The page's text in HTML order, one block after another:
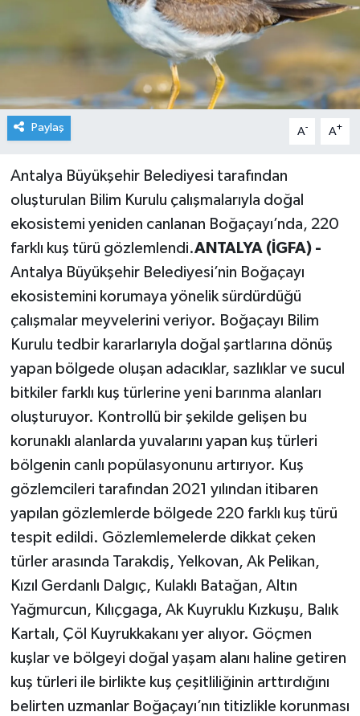
Paylaş A- A+
Antalya Büyükşehir Belediyesi tarafından
oluşturulan Bilim Kurulu çalışmalarıyla doğal
ekosistemi yeniden canlanan Boğaçayı’nda, 220
farklı kuş türü gözlemlendi.ANTALYA (İGFA) -
Antalya Büyükşehir Belediyesi’nin Boğaçayı
ekosistemini korumaya yönelik sürdürdüğü
çalışmalar meyvelerini veriyor. Boğaçayı Bilim
Kurulu tedbir kararlarıyla doğal şartlarına dönüş
yapan bölgede oluşan adacıklar, sazlıklar ve sucul
bitkiler farklı kuş türlerine yeni barınma alanları
oluşturuyor. Kontrollü bir şekilde gelişen bu
korunaklı alanlarda yuvalarını yapan kuş türleri
bölgenin canlı popülasyonunu artırıyor. Kuş
gözlemcileri tarafından 2021 yılından itibaren
yapılan gözlemlerde bölgede 220 farklı kuş türü
tespit edildi. Gözlemlemelerde dikkat çeken
türler arasında Tarakdiş, Yelkovan, Ak Pelikan,
Kızıl Gerdanlı Dalgıç, Kulaklı Batağan, Altın
Yağmurcun, Kılıçgaga, Ak Kuyruklu Kızkuşu, Balık
Kartalı, Çöl Kuyrukkakanı yer alıyor. Göçmen
kuşlar ve bölgeyi doğal yaşam alanı haline getiren
kuş türleri ile birlikte kuş çeşitliliğinin arttırdığını
belirten uzmanlar Boğaçayı’nın titizlikle korunması